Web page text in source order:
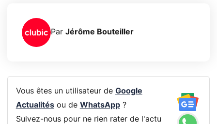
Par Jérôme Bouteiller
Vous êtes un utilisateur de Google
Actualitésou de WhatsApp?
Suivez-nous pour ne rien rater de l'actu